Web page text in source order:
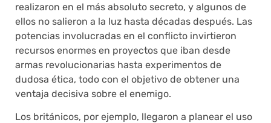
realizaron en el más absoluto secreto, y algunos de
ellos no salieron a la luz hasta décadas después. Las
potencias involucradas en el conflicto invirtieron
recursos enormes en proyectos que iban desde
armas revolucionarias hasta experimentos de
dudosa ética, todo con el objetivo de obtener una
ventaja decisiva sobre el enemigo.
Los británicos, por ejemplo, llegaron a planear el uso